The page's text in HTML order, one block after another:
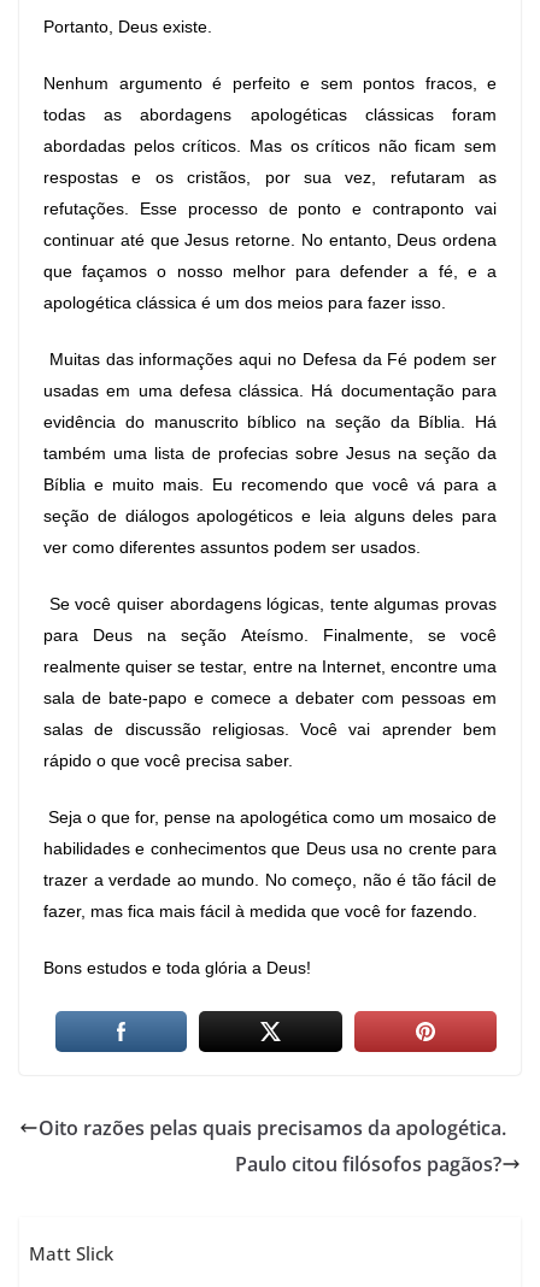
Portanto, Deus existe.
Nenhum argumento é perfeito e sem pontos fracos, e
todas as abordagens apologéticas clássicas foram
abordadas pelos críticos. Mas os críticos não ficam sem
respostas e os cristãos, por sua vez, refutaram as
refutações. Esse processo de ponto e contraponto vai
continuar até que Jesus retorne. No entanto, Deus ordena
que façamos o nosso melhor para defender a fé, e a
apologética clássica é um dos meios para fazer isso.
Muitas das informações aqui no Defesa da Fé podem ser
usadas em uma defesa clássica. Há documentação para
evidência do manuscrito bíblico na seção da Bíblia. Há
também uma lista de profecias sobre Jesus na seção da
Bíblia e muito mais. Eu recomendo que você vá para a
seção de diálogos apologéticos e leia alguns deles para
ver como diferentes assuntos podem ser usados.
Se você quiser abordagens lógicas, tente algumas provas
para Deus na seção Ateísmo. Finalmente, se você
realmente quiser se testar, entre na Internet, encontre uma
sala de bate-papo e comece a debater com pessoas em
salas de discussão religiosas. Você vai aprender bem
rápido o que você precisa saber.
Seja o que for, pense na apologética como um mosaico de
habilidades e conhecimentos que Deus usa no crente para
trazer a verdade ao mundo. No começo, não é tão fácil de
fazer, mas fica mais fácil à medida que você for fazendo.
Bons estudos e toda glória a Deus!
Oito razões pelas quais precisamos da apologética.
Paulo citou filósofos pagãos?
Matt Slick